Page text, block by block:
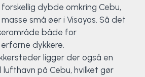
dybde omkring Cebu,
små øer i Visayas. Så det
både for
dykkere.
ligger der også en
på Cebu, hvilket gør